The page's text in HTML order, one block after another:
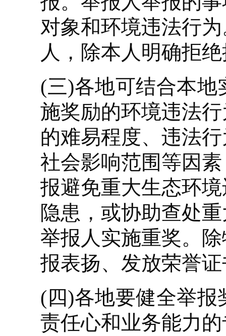
对象和环境违法行
人，除本人明确拒
(三)各地可结合本
施奖励的环境违法
的难易程度、违法
社会影响范围等因
报避免重大生态环
隐患，或协助查处
举报人实施重奖。
报表扬、发放荣誉
(四)各地要健全举
责任心和业务能力